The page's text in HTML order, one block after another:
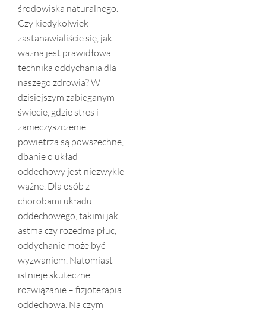
środowiska naturalnego.
Czy kiedykolwiek
zastanawialiście się, jak
ważna jest prawidłowa
technika oddychania dla
naszego zdrowia? W
dzisiejszym zabieganym
świecie, gdzie stres i
zanieczyszczenie
powietrza są powszechne,
dbanie o układ
oddechowy jest niezwykle
ważne. Dla osób z
chorobami układu
oddechowego, takimi jak
astma czy rozedma płuc,
oddychanie może być
wyzwaniem. Natomiast
istnieje skuteczne
rozwiązanie – fizjoterapia
oddechowa. Na czym